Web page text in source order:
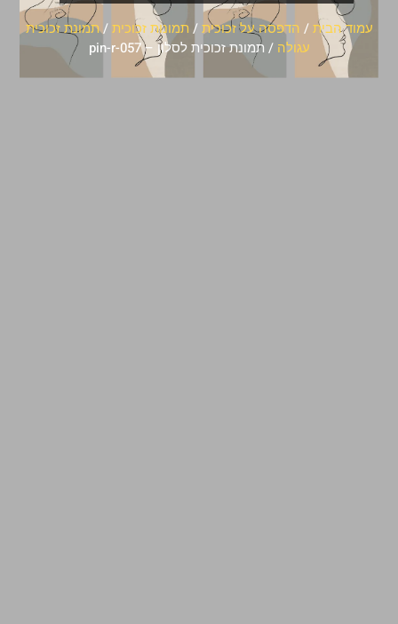
עמוד הבית/ הדפסה על זכוכית/ תמונות זכוכית/תמונת זכוכית
עגולה / תמונת זכוכית לסלון – pin-r-057